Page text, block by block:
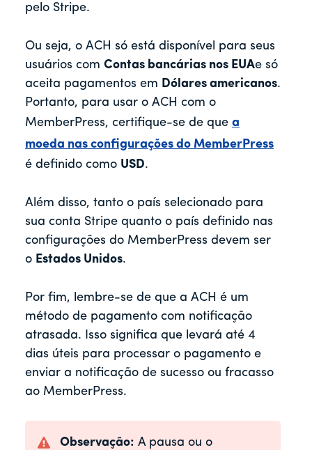
pelo Stripe.
Ou seja, o ACH só está disponível para seus
usuários com Contas bancárias nos EUAe só
aceita pagamentos em Dólares americanos.
Portanto, para usar o ACH com o
MemberPress, certifique-se de que a
moeda nas configurações do MemberPress
é definido como USD.
Além disso, tanto o país selecionado para
sua conta Stripe quanto o país definido nas
configurações do MemberPress devem ser
o Estados Unidos.
Por fim, lembre-se de que a ACH é um
método de pagamento com notificação
atrasada. Isso significa que levará até 4
dias úteis para processar o pagamento e
enviar a notificação de sucesso ou fracasso
ao MemberPress.
Observação: A pausa ou o